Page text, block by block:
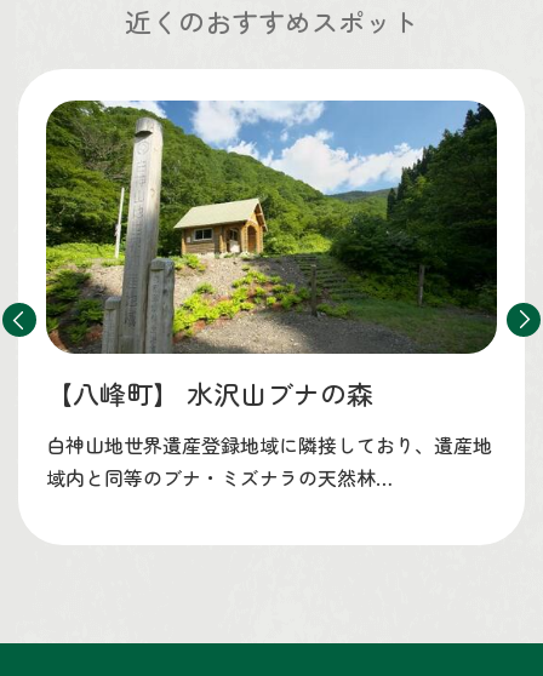
近くのおすすめスポット
【八峰町】 水沢山ブナの森
白神山地世界遺産登録地域に隣接しており、遺産地
域内と同等のブナ・ミズナラの天然林…